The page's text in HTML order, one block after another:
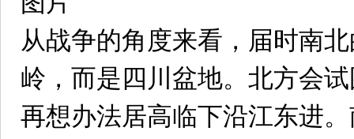
从战争的角度来看，届时南
岭，而是四川盆地。北方会
再想办法居高临下沿江东进